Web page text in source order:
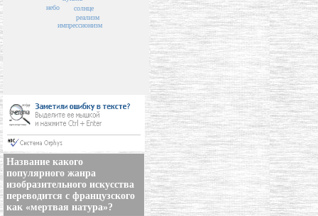
солнце
реализм
небо
импрессионизм
Название какого
популярного жанра
изобразительного искусства
переводится с французского
как «мертвая натура»?